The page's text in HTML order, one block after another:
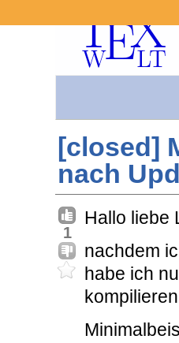
[closed]
nach
1
Hallo liebe
nachdem
habe ich